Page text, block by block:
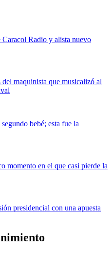
Caracol Radio y alista nuevo
maquinista que musicalizó al
bebé; esta fue la
momento en el que casi pierde la
presidencial con una apuesta